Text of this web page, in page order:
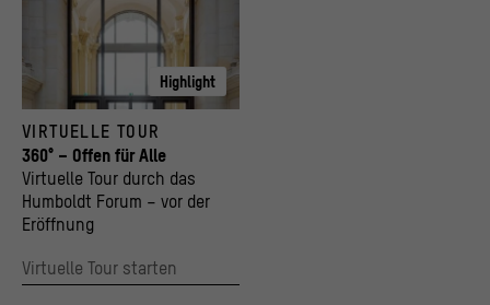
Highlight
VIRTUELLE TOUR
360° – Offen für Alle
Virtuelle Tour durch das
Humboldt Forum – vor der
Eröffnung
Virtuelle Tour starten